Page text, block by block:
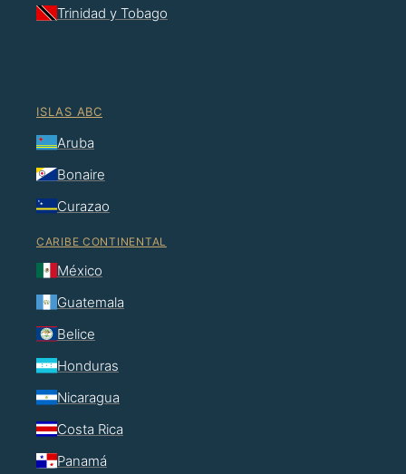
Trinidad y Tobago
ISLAS ABC
Aruba
Bonaire
Curazao
CARIBE CONTINENTAL
México
Guatemala
Belice
Honduras
Nicaragua
Costa Rica
Panamá